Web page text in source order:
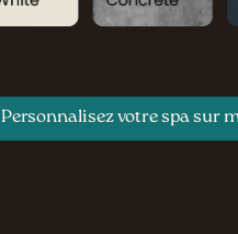
Personnalisez votre spa sur